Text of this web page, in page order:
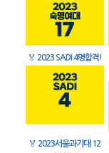
🏅 2023 SADI 4명합격!
🏅 2023서울과기대 12